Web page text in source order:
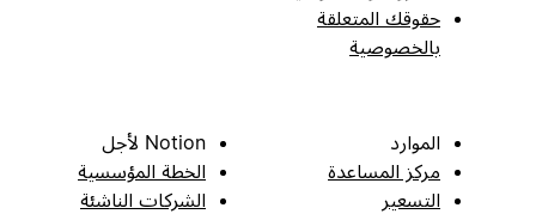
حقوقك المتعلقة
بالخصوصية
الموارد
مركز المساعدة
التسعير
Notion لأجل
الخطة المؤسسية
الشركات الناشئة